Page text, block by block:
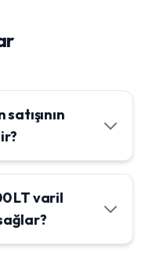
LT varil